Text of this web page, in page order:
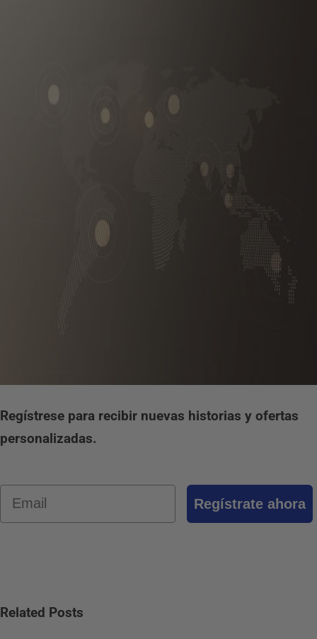
Regístrese para recibir nuevas historias y ofertas
personalizadas.
Regístrate ahora
Related Posts